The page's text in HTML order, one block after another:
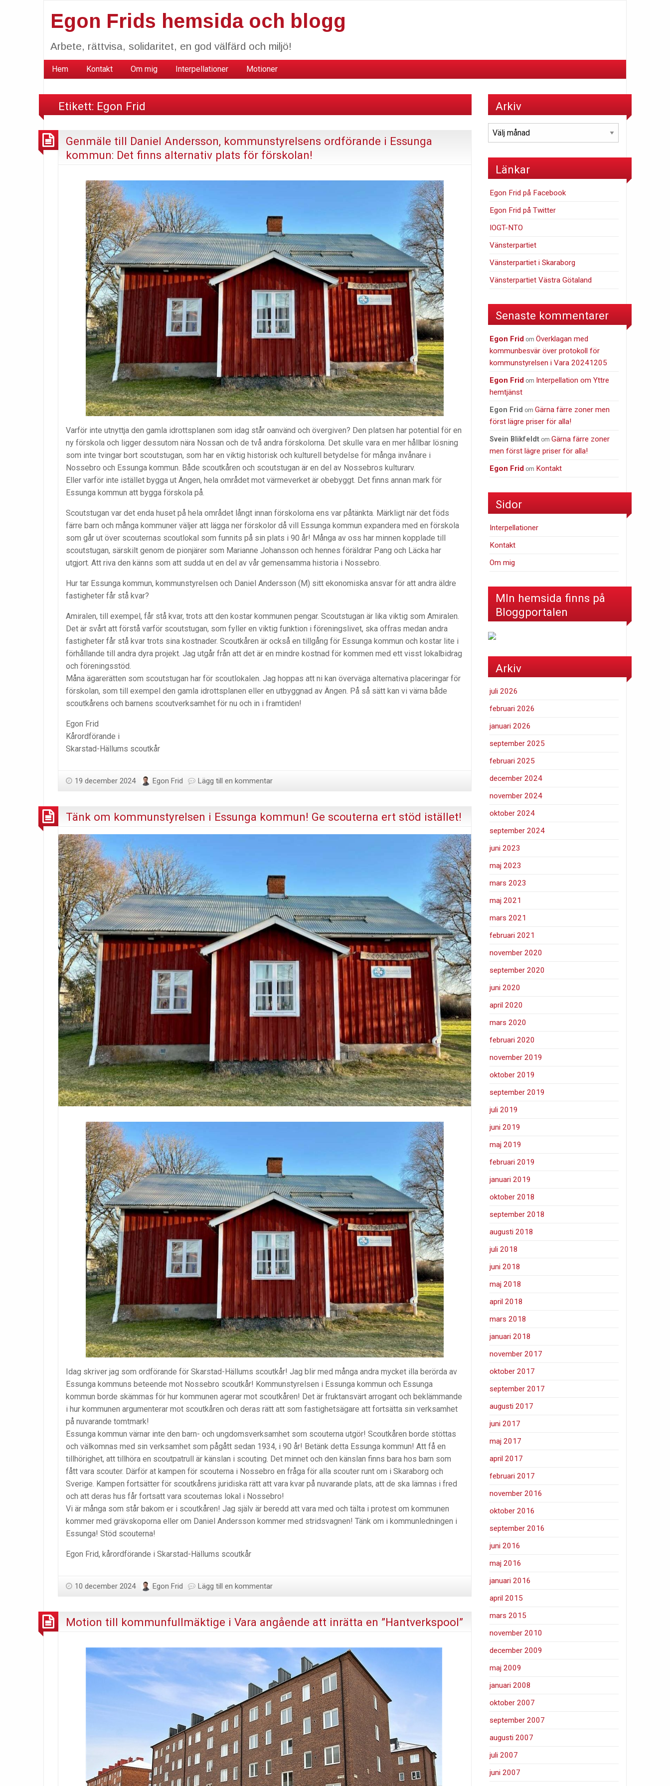
Egon Frids hemsida och blogg
Arbete, rättvisa, solidaritet, en god välfärd och miljö!
Hem Kontakt Om mig Interpellationer Motioner
Etikett: Egon Frid
Genmäle till Daniel Andersson, kommunstyrelsens ordförande i Essunga
kommun: Det finns alternativ plats för förskolan!
Varför inte utnyttja den gamla idrottsplanen som idag står oanvänd och övergiven? Den platsen har potential för en
ny förskola och ligger dessutom nära Nossan och de två andra förskolorna. Det skulle vara en mer hållbar lösning
som inte tvingar bort scoutstugan, som har en viktig historisk och kulturell betydelse för många invånare i
Nossebro och Essunga kommun. Både scoutkåren och scoutstugan är en del av Nossebros kulturarv.
Eller varför inte istället bygga ut Ängen, hela området mot värmeverket är obebyggt. Det finns annan mark för
Essunga kommun att bygga förskola på.
Scoutstugan var det enda huset på hela området långt innan förskolorna ens var påtänkta. Märkligt när det föds
färre barn och många kommuner väljer att lägga ner förskolor då vill Essunga kommun expandera med en förskola
som går ut över scouternas scoutlokal som funnits på sin plats i 90 år! Många av oss har minnen kopplade till
scoutstugan, särskilt genom de pionjärer som Marianne Johansson och hennes föräldrar Pang och Läcka har
utgjort. Att riva den känns som att sudda ut en del av vår gemensamma historia i Nossebro.
Hur tar Essunga kommun, kommunstyrelsen och Daniel Andersson (M) sitt ekonomiska ansvar för att andra äldre
fastigheter får stå kvar?
Amiralen, till exempel, får stå kvar, trots att den kostar kommunen pengar. Scoutstugan är lika viktig som Amiralen.
Det är svårt att förstå varför scoutstugan, som fyller en viktig funktion i föreningslivet, ska offras medan andra
fastigheter får stå kvar trots sina kostnader. Scoutkåren är också en tillgång för Essunga kommun och kostar lite i
förhållande till andra dyra projekt. Jag utgår från att det är en mindre kostnad för kommen med ett visst lokalbidrag
och föreningsstöd.
Måna ägarerätten som scoutstugan har för scoutlokalen. Jag hoppas att ni kan överväga alternativa placeringar för
förskolan, som till exempel den gamla idrottsplanen eller en utbyggnad av Ängen. På så sätt kan vi värna både
scoutkårens och barnens scoutverksamhet för nu och in i framtiden!
Egon Frid
Kårordförande i
Skarstad-Hällums scoutkår
19 december 2024 Egon Frid Lägg till en kommentar
Tänk om kommunstyrelsen i Essunga kommun! Ge scouterna ert stöd istället!
Idag skriver jag som ordförande för Skarstad-Hällums scoutkår! Jag blir med många andra mycket illa berörda av
Essunga kommuns beteende mot Nossebro scoutkår! Kommunstyrelsen i Essunga kommun och Essunga
kommun borde skämmas för hur kommunen agerar mot scoutkåren! Det är fruktansvärt arrogant och beklämmande
i hur kommunen argumenterar mot scoutkåren och deras rätt att som fastighetsägare att fortsätta sin verksamhet
på nuvarande tomtmark!
Essunga kommun värnar inte den barn- och ungdomsverksamhet som scouterna utgör! Scoutkåren borde stöttas
och välkomnas med sin verksamhet som pågått sedan 1934, i 90 år! Betänk detta Essunga kommun! Att få en
tillhörighet, att tillhöra en scoutpatrull är känslan i scouting. Det minnet och den känslan finns bara hos barn som
fått vara scouter. Därför at kampen för scouterna i Nossebro en fråga för alla scouter runt om i Skaraborg och
Sverige. Kampen fortsätter för scoutkårens juridiska rätt att vara kvar på nuvarande plats, att de ska lämnas i fred
och att deras hus får fortsatt vara scouternas lokal i Nossebro!
Vi är många som står bakom er i scoutkåren! Jag själv är beredd att vara med och tälta i protest om kommunen
kommer med grävskoporna eller om Daniel Andersson kommer med stridsvagnen! Tänk om i kommunledningen i
Essunga! Stöd scouterna!
Egon Frid, kårordförande i Skarstad-Hällums scoutkår
10 december 2024 Egon Frid Lägg till en kommentar
Motion till kommunfullmäktige i Vara angående att inrätta en ”Hantverkspool”
Arkiv
Arkiv
Länkar
Egon Frid på Facebook
Egon Frid på Twitter
IOGT-NTO
Vänsterpartiet
Vänsterpartiet i Skaraborg
Vänsterpartiet Västra Götaland
Senaste kommentarer
Egon Frid omÖverklagan med
kommunbesvär över protokoll för
kommunstyrelsen i Vara 20241205
Egon Frid om Interpellation om Yttre
hemtjänst
Egon Frid omGärna färre zoner men
först lägre priser för alla!
Svein Blikfeldt omGärna färre zoner
men först lägre priser för alla!
Egon Frid om Kontakt
Sidor
Interpellationer
Kontakt
Om mig
MIn hemsida finns på
Bloggportalen
Arkiv
juli 2026
februari 2026
januari 2026
september 2025
februari 2025
december 2024
november 2024
oktober 2024
september 2024
juni 2023
maj 2023
mars 2023
maj 2021
mars 2021
februari 2021
november 2020
september 2020
juni 2020
april 2020
mars 2020
februari 2020
november 2019
oktober 2019
september 2019
juli 2019
juni 2019
maj 2019
februari 2019
januari 2019
oktober 2018
september 2018
augusti 2018
juli 2018
juni 2018
maj 2018
april 2018
mars 2018
januari 2018
november 2017
oktober 2017
september 2017
augusti 2017
juni 2017
maj 2017
april 2017
februari 2017
november 2016
oktober 2016
september 2016
juni 2016
maj 2016
januari 2016
april 2015
mars 2015
november 2010
december 2009
maj 2009
januari 2008
oktober 2007
september 2007
augusti 2007
juli 2007
juni 2007